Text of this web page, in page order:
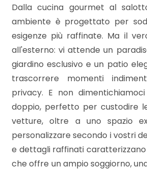
Dalla cucina gourmet al
ambiente è progettato per
esigenze più raffinate. Ma il
all'esterno: vi attende un
giardino esclusivo e un patio
trascorrere momenti
privacy. E non
doppio, perfetto per custodire
vetture, oltre a uno spazio
personalizzare secondo i vostri
e dettagli raffinati caratterizzano
che offre un ampio soggiorno,
Qualsiasi
1
4
5